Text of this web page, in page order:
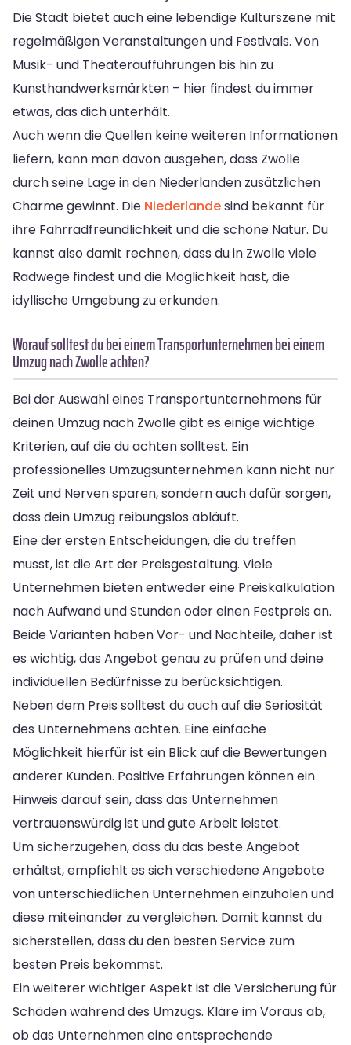
Die Stadt bietet auch eine lebendige Kulturszene mit
regelmäßigen Veranstaltungen und Festivals. Von
Musik- und Theateraufführungen bis hin zu
Kunsthandwerksmärkten – hier findest du immer
etwas, das dich unterhält.
Auch wenn die Quellen keine weiteren Informationen
liefern, kann man davon ausgehen, dass Zwolle
durch seine Lage in den Niederlanden zusätzlichen
Charme gewinnt. Die Niederlandesind bekannt für
ihre Fahrradfreundlichkeit und die schöne Natur. Du
kannst also damit rechnen, dass du in Zwolle viele
Radwege findest und die Möglichkeit hast, die
idyllische Umgebung zu erkunden.
Worauf solltest du bei einem Transportunternehmen bei einem
Umzug nach Zwolle achten?
Bei der Auswahl eines Transportunternehmens für
deinen Umzug nach Zwolle gibt es einige wichtige
Kriterien, auf die du achten solltest. Ein
professionelles Umzugsunternehmen kann nicht nur
Zeit und Nerven sparen, sondern auch dafür sorgen,
dass dein Umzug reibungslos abläuft.
Eine der ersten Entscheidungen, die du treffen
musst, ist die Art der Preisgestaltung. Viele
Unternehmen bieten entweder eine Preiskalkulation
nach Aufwand und Stunden oder einen Festpreis an.
Beide Varianten haben Vor- und Nachteile, daher ist
es wichtig, das Angebot genau zu prüfen und deine
individuellen Bedürfnisse zu berücksichtigen.
Neben dem Preis solltest du auch auf die Seriosität
des Unternehmens achten. Eine einfache
Möglichkeit hierfür ist ein Blick auf die Bewertungen
anderer Kunden. Positive Erfahrungen können ein
Hinweis darauf sein, dass das Unternehmen
vertrauenswürdig ist und gute Arbeit leistet.
Um sicherzugehen, dass du das beste Angebot
erhältst, empfiehlt es sich verschiedene Angebote
von unterschiedlichen Unternehmen einzuholen und
diese miteinander zu vergleichen. Damit kannst du
sicherstellen, dass du den besten Service zum
besten Preis bekommst.
Ein weiterer wichtiger Aspekt ist die Versicherung für
Schäden während des Umzugs. Kläre im Voraus ab,
ob das Unternehmen eine entsprechende